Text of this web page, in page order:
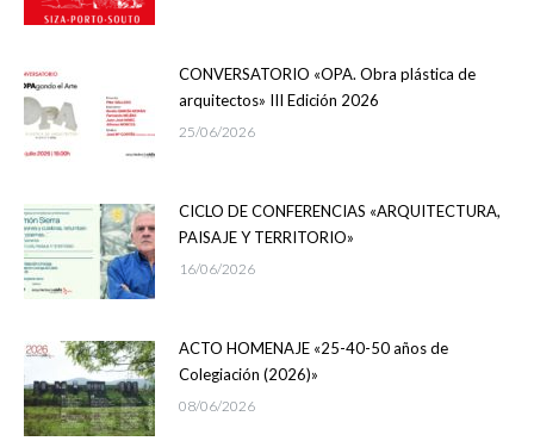
CONVERSATORIO «OPA. Obra plástica de
arquitectos» III Edición 2026
25/06/2026
CICLO DE CONFERENCIAS «ARQUITECTURA,
PAISAJE Y TERRITORIO»
16/06/2026
ACTO HOMENAJE «25-40-50 años de
Colegiación (2026)»
08/06/2026